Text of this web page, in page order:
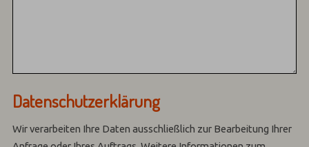
Datenschutzerklärung
Wir verarbeiten Ihre Daten ausschließlich zur Bearbeitung Ihrer